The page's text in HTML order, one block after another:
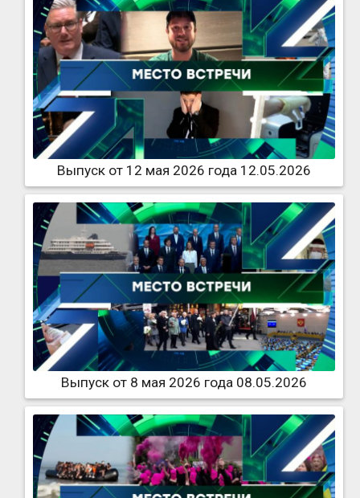
Выпуск от 12 мая 2026 года 12.05.2026
Выпуск от 8 мая 2026 года 08.05.2026